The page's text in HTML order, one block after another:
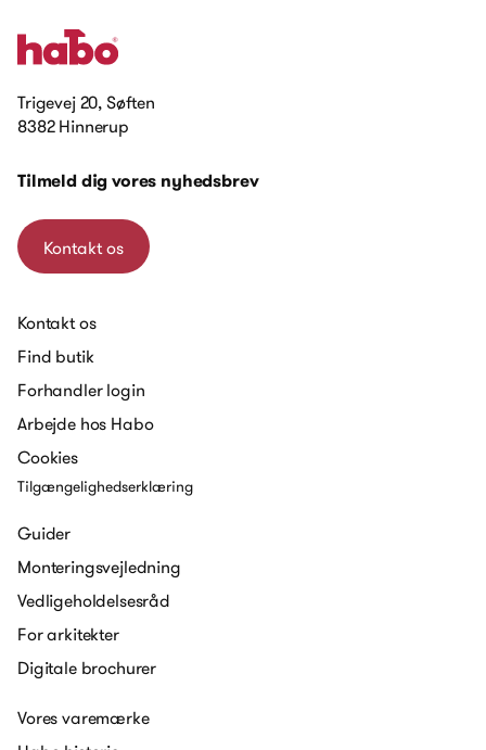
Trigevej 20, Søften
8382 Hinnerup
Tilmeld dig vores nyhedsbrev
Kontakt os
Kontakt os
Find butik
Forhandler login
Arbejde hos Habo
Cookies
Tilgængelighedserklæring
Guider
Monteringsvejledning
Vedligeholdelsesråd
For arkitekter
Digitale brochurer
Vores varemærke